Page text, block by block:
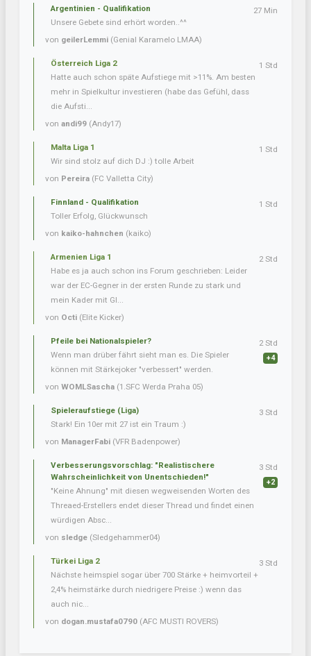
Argentinien - Qualifikation
Unsere Gebete sind erhört worden..^^
von geilerLemmi (Genial Karamelo LMAA)
27 Min
Österreich Liga 2
Hatte auch schon späte Aufstiege mit >11%. Am besten
mehr in Spielkultur investieren (habe das Gefühl, dass
die Aufsti...
von andi99 (Andy17)
1 Std
Malta Liga 1
Wir sind stolz auf dich DJ :) tolle Arbeit
von Pereira (FC Valletta City)
1 Std
Finnland - Qualifikation
Toller Erfolg, Glückwunsch
von kaiko-hahnchen (kaiko)
1 Std
Armenien Liga 1
Habe es ja auch schon ins Forum geschrieben: Leider
war der EC-Gegner in der ersten Runde zu stark und
mein Kader mit Gl...
von Octi (Elite Kicker)
2 Std
Pfeile bei Nationalspieler?
Wenn man drüber fährt sieht man es. Die Spieler
können mit Stärkejoker "verbessert" werden.
von WOMLSascha (1.SFC Werda Praha 05)
2 Std
+4
Spieleraufstiege (Liga)
Stark! Ein 10er mit 27 ist ein Traum :)
von ManagerFabi (VFR Badenpower)
3 Std
Verbesserungsvorschlag: "Realistischere
Wahrscheinlichkeit von Unentschieden!"
"Keine Ahnung" mit diesen wegweisenden Worten des
Threaed-Erstellers endet dieser Thread und findet einen
würdigen Absc...
von sledge (Sledgehammer04)
3 Std
+2
Türkei Liga 2
Nächste heimspiel sogar über 700 Stärke + heimvorteil +
2,4% heimstärke durch niedrigere Preise :) wenn das
auch nic...
von dogan.mustafa0790 (AFC MUSTI ROVERS)
3 Std